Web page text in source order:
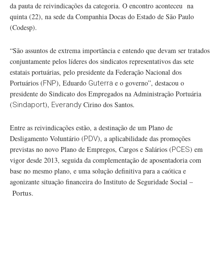
da pauta de reivindicações da categoria. O encontro aconteceu na
quinta (22), na sede da Companhia Docas do Estado de São Paulo
(Codesp).
“São assuntos de extrema importância e entendo que devam ser tratados
conjuntamente pelos líderes dos sindicatos representativos das sete
estatais portuárias, pelo presidente da Federação Nacional dos
Portuários (FNP), Eduardo Guterra e o governo”, destacou o
presidente do Sindicato dos Empregados na Administração Portuária
(Sindaport), Everandy Cirino dos Santos.
Entre as reivindicações estão, a destinação de um Plano de
Desligamento Voluntário (PDV), a aplicabilidade das promoções
previstas no novo Plano de Empregos, Cargos e Salários (PCES) em
vigor desde 2013, seguida da complementação de aposentadoria com
base no mesmo plano, e uma solução definitiva para a caótica e
agonizante situação financeira do Instituto de Seguridade Social –
Portus.